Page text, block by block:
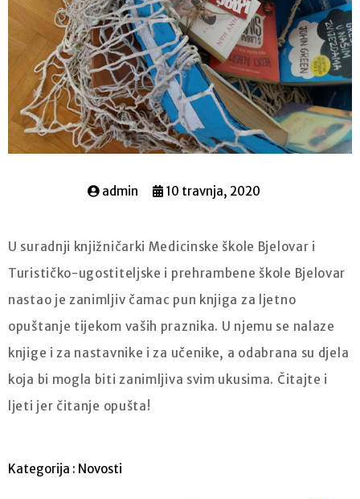
admin 10 travnja, 2020
U suradnji knjižničarki Medicinske škole Bjelovar i
Turističko-ugostiteljske i prehrambene škole Bjelovar
nastao je zanimljiv čamac pun knjiga za ljetno
opuštanje tijekom vaših praznika. U njemu se nalaze
knjige i za nastavnike i za učenike, a odabrana su djela
koja bi mogla biti zanimljiva svim ukusima. Čitajte i
ljeti jer čitanje opušta!
Kategorija : Novosti